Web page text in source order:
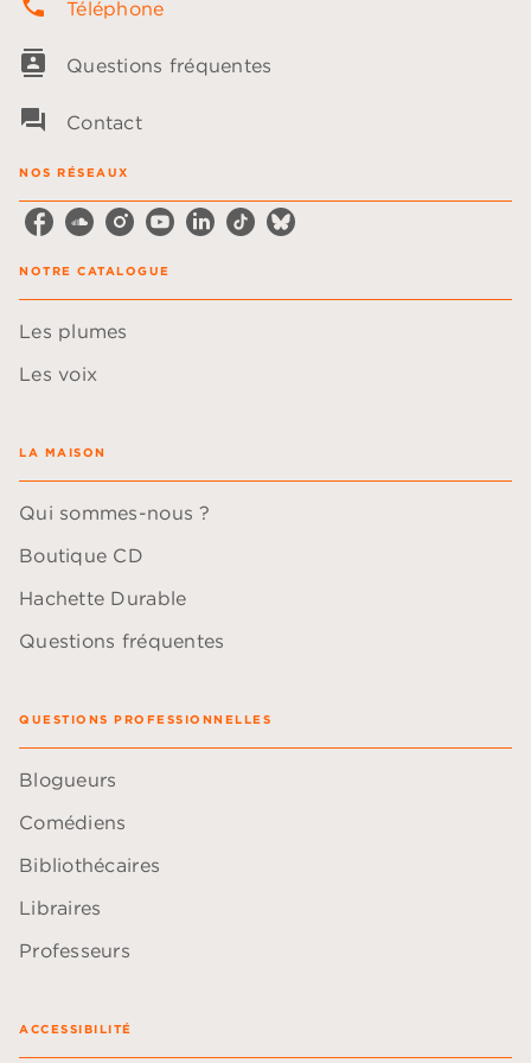
Téléphone
contacts Questions fréquentes
question_answer Contact
NOS RÉSEAUX
NOTRE CATALOGUE
Les plumes
Les voix
LA MAISON
Qui sommes-nous ?
Boutique CD
Hachette Durable
Questions fréquentes
QUESTIONS PROFESSIONNELLES
Blogueurs
Comédiens
Bibliothécaires
Libraires
Professeurs
ACCESSIBILITÉ